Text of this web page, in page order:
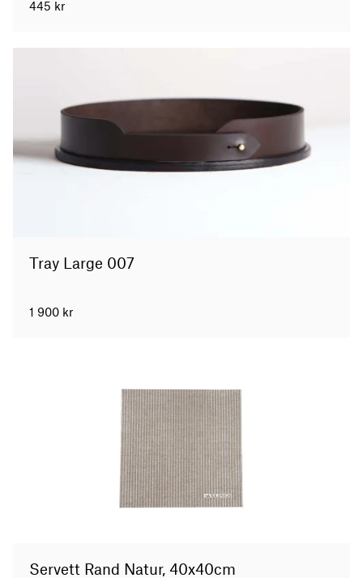
445 kr
Tray Large 007
1 900 kr
Servett Rand Natur, 40x40cm